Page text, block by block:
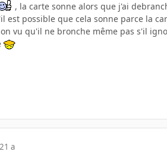
, la carte sonne alors que j'ai
est possible que cela sonne parce la
vu qu'il ne bronche même pas s'il
21 a